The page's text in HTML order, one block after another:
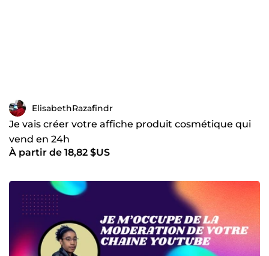
ElisabethRazafindr
Je vais créer votre affiche produit cosmétique qui
vend en 24h
À partir de 18,82 $US